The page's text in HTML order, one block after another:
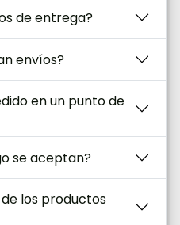
de entrega?
envíos?
en un punto de
se aceptan?
los productos